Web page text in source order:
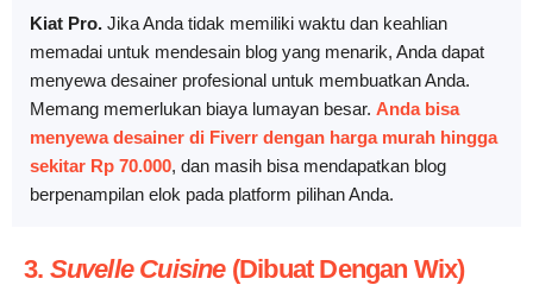
Kiat Pro. Jika Anda tidak memiliki waktu dan keahlian
memadai untuk mendesain blog yang menarik, Anda dapat
menyewa desainer profesional untuk membuatkan Anda.
Memang memerlukan biaya lumayan besar. Anda bisa
menyewa desainer di Fiverr dengan harga murah hingga
sekitar Rp 70.000, dan masih bisa mendapatkan blog
berpenampilan elok pada platform pilihan Anda.
3. Suvelle Cuisine(Dibuat Dengan Wix)